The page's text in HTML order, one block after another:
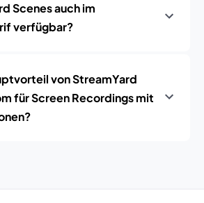
Scenes auch im
verfügbar?
von StreamYard
für Screen Recordings mit